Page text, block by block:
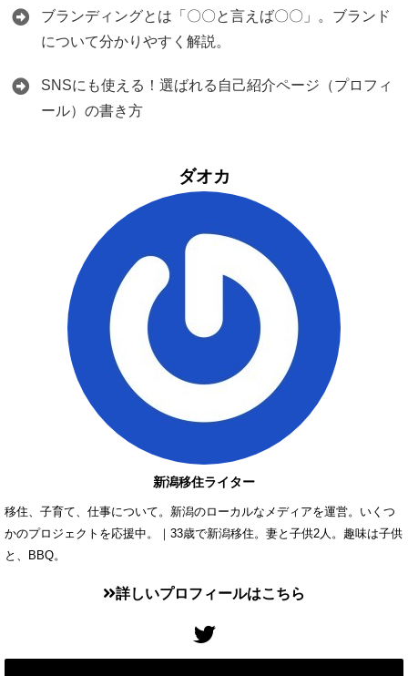
ブランディングとは「〇〇と言えば〇〇」。ブランド
について分かりやすく解説。
SNSにも使える！選ばれる自己紹介ページ（プロフィ
ール）の書き方
ダオカ
新潟移住ライター
移住、子育て、仕事について。新潟のローカルなメディアを運営。いくつ
かのプロジェクトを応援中。｜33歳で新潟移住。妻と子供2人。趣味は子供
と、BBQ。
詳しいプロフィールはこちら